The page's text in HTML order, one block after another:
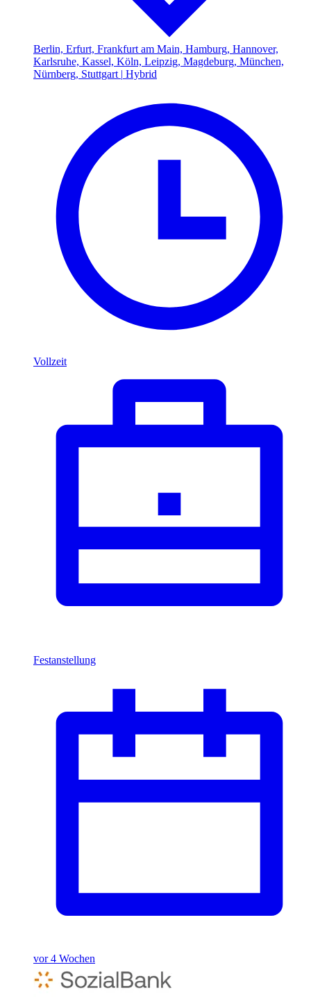
Berlin, Erfurt, Frankfurt am Main, Hamburg, Hannover,
Karlsruhe, Kassel, Köln, Leipzig, Magdeburg, München,
Nürnberg, Stuttgart | Hybrid
Vollzeit
Festanstellung
vor 4 Wochen